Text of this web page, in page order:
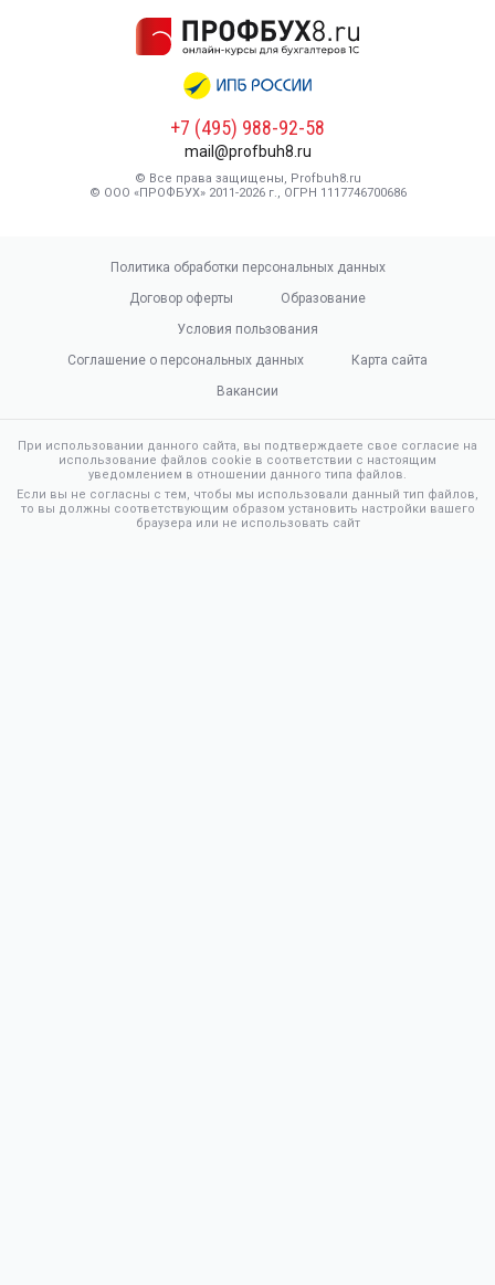
+7 (495) 988-92-58
mail@profbuh8.ru
© Все права защищены, Profbuh8.ru
© ООО «ПРОФБУХ» 2011-2026 г., ОГРН 1117746700686
Политика обработки персональных данных
Договор оферты
Образование
Условия пользования
Соглашение о персональных данных
Карта сайта
Вакансии
При использовании данного сайта, вы подтверждаете свое согласие на
использование файлов cookie в соответствии с настоящим
уведомлением в отношении данного типа файлов.
Если вы не согласны с тем, чтобы мы использовали данный тип файлов,
то вы должны соответствующим образом установить настройки вашего
браузера или не использовать сайт